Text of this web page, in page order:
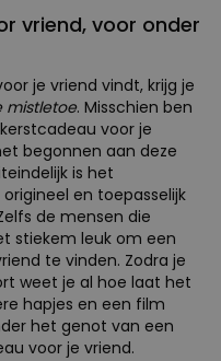
vriend, voor onder
je vriend vindt, krijg je
mistletoe. Misschien ben
voor je
begonnen aan deze
is het
en toepasselijk
de mensen die
stiekem leuk om een
te vinden. Zodra je
weet je al hoe laat het
hapjes en een film
het genot van een
voor je vriend.